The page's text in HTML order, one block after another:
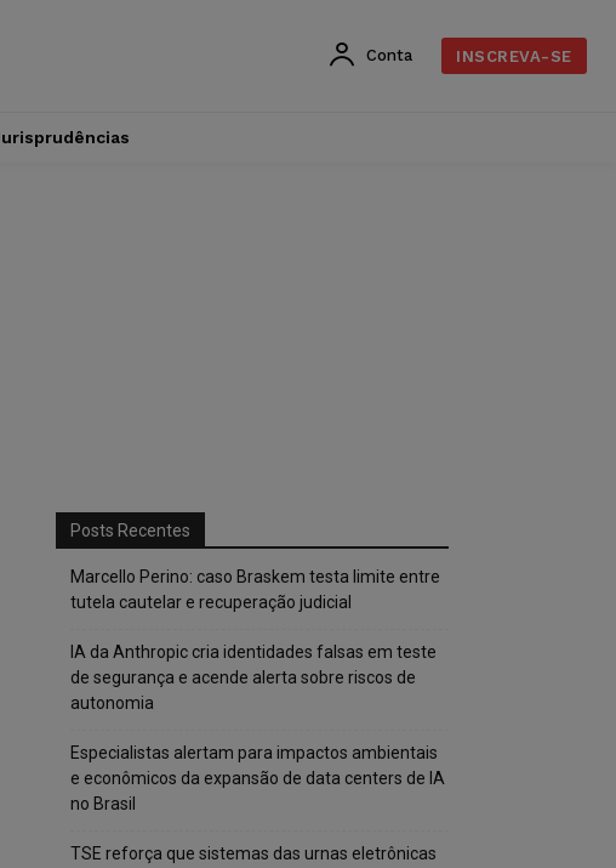
Conta INSCREVA-SE
Posts Recentes
Marcello Perino: caso Braskem testa limite entre
tutela cautelar e recuperação judicial
IA da Anthropic cria identidades falsas em teste
de segurança e acende alerta sobre riscos de
autonomia
Especialistas alertam para impactos ambientais
e econômicos da expansão de data centers de IA
no Brasil
TSE reforça que sistemas das urnas eletrônicas